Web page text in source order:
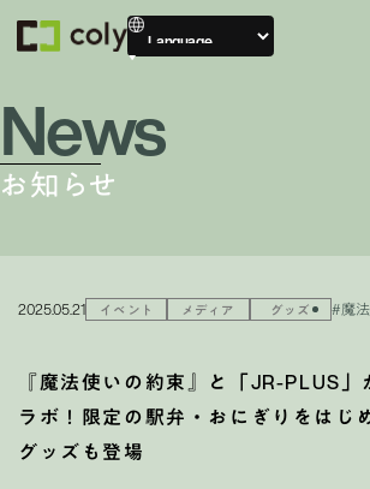
News
お知らせ
2025.05.21 イベント メディア グッズ #魔
『魔法使いの約束』と「JR-PLUS
ラボ！限定の駅弁・おにぎりをはじ
グッズも登場